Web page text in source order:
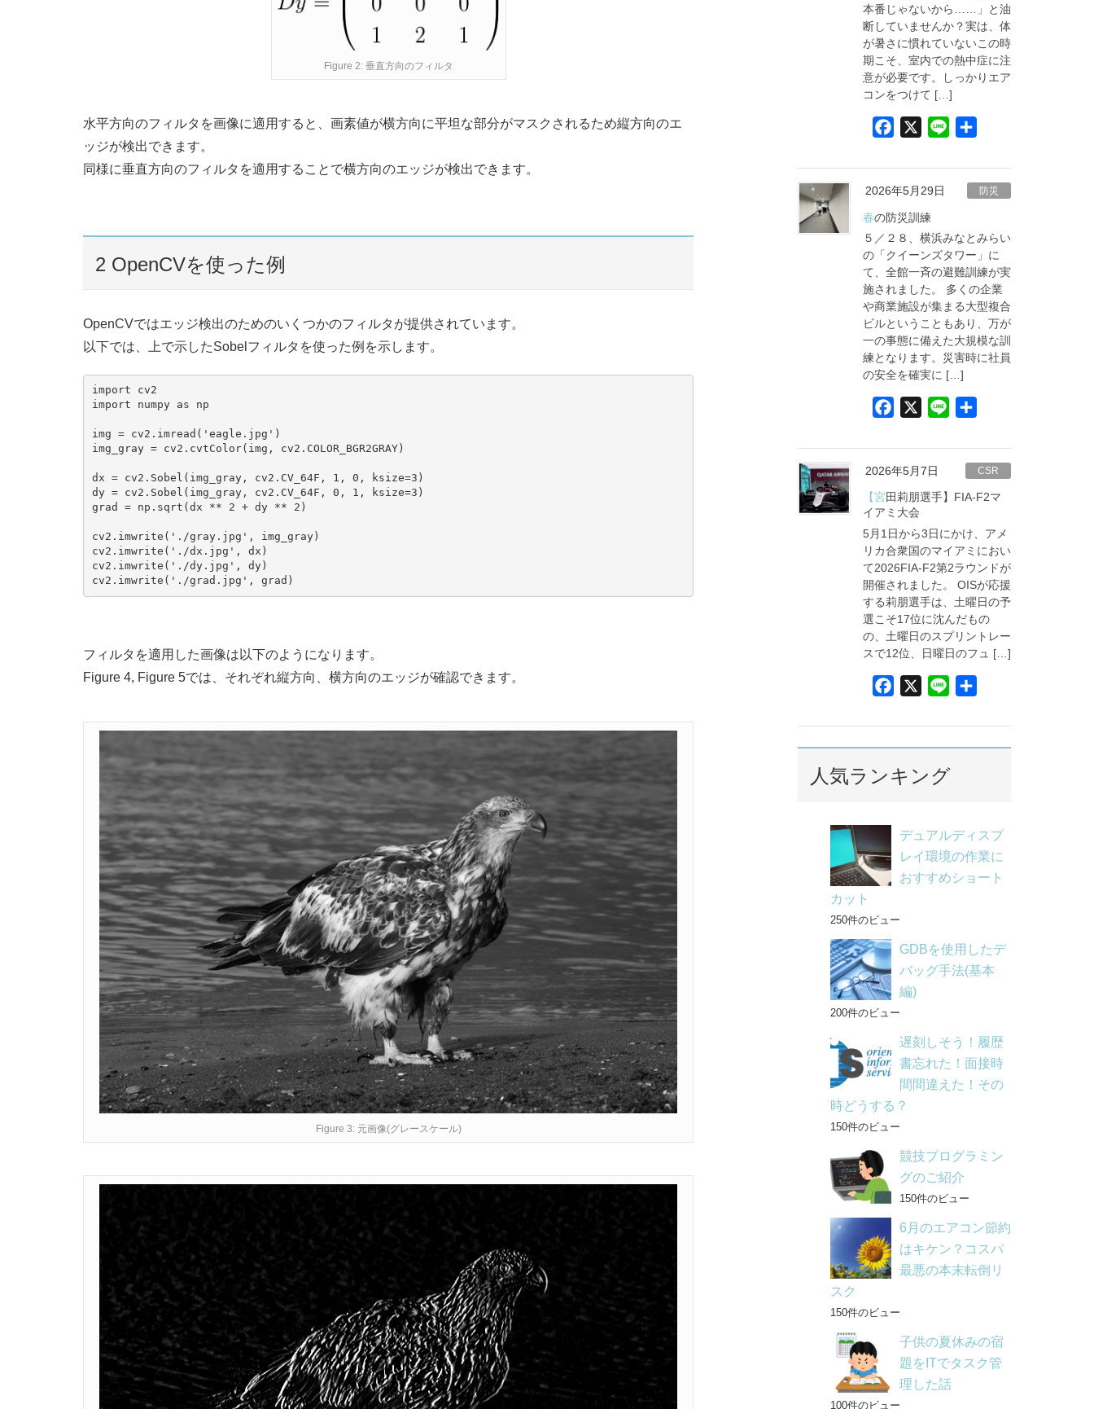
Figure 2: 垂直方向のフィルタ
水平方向のフィルタを画像に適用すると、画素値が横方向に平坦な部分がマスクされるため縦方向のエ
ッジが検出できます。
同様に垂直方向のフィルタを適用することで横方向のエッジが検出できます。
2 OpenCVを使った例
OpenCVではエッジ検出のためのいくつかのフィルタが提供されています。
以下では、上で示したSobelフィルタを使った例を示します。
import cv2
import numpy as np
img = cv2.imread('eagle.jpg')
img_gray = cv2.cvtColor(img, cv2.COLOR_BGR2GRAY)
dx = cv2.Sobel(img_gray, cv2.CV_64F, 1, 0, ksize=3)
dy = cv2.Sobel(img_gray, cv2.CV_64F, 0, 1, ksize=3)
grad = np.sqrt(dx ** 2 + dy ** 2)
cv2.imwrite('./gray.jpg', img_gray)
cv2.imwrite('./dx.jpg', dx)
cv2.imwrite('./dy.jpg', dy)
フィルタを適用した画像は以下のようになります。
Figure 4, Figure 5では、それぞれ縦方向、横方向のエッジが確認できます。
Figure 3: 元画像(グレースケール)
本番じゃないから……」と油
断していませんか？実は、体
が暑さに慣れていないこの時
期こそ、室内での熱中症に注
意が必要です。しっかりエア
コンをつけて […]
c
e
b
o
o
k
n
2026年5月29日 防災
春の防災訓練
５／２８、横浜みなとみらい
の「クイーンズタワー」に
て、全館一斉の避難訓練が実
施されました。 多くの企業
や商業施設が集まる大型複合
ビルということもあり、万が
一の事態に備えた大規模な訓
練となります。災害時に社員
の安全を確実に […]
c
e
b
o
o
k
n
2026年5月7日 CSR
【宮田莉朋選手】FIA-F2マ
イアミ大会
5月1日から3日にかけ、アメ
リカ合衆国のマイアミにおい
て2026FIA-F2第2ラウンドが
開催されました。 OISが応援
する莉朋選手は、土曜日の予
選こそ17位に沈んだもの
の、土曜日のスプリントレー
スで12位、日曜日のフュ […]
c
e
b
n
e
人気ランキング
デュアルディスプ
レイ環境の作業に
おすすめショート
カット
250件のビュー
GDBを使用したデ
バッグ手法(基本
編)
200件のビュー
遅刻しそう！履歴
書忘れた！面接時
間間違えた！その
時どうする？
150件のビュー
競技プログラミン
グのご紹介
150件のビュー
6月のエアコン節約
はキケン？コスパ
最悪の本末転倒リ
スク
150件のビュー
子供の夏休みの宿
題をITでタスク管
理した話
100件のビュー